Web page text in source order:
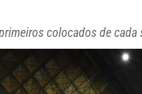
colocados de